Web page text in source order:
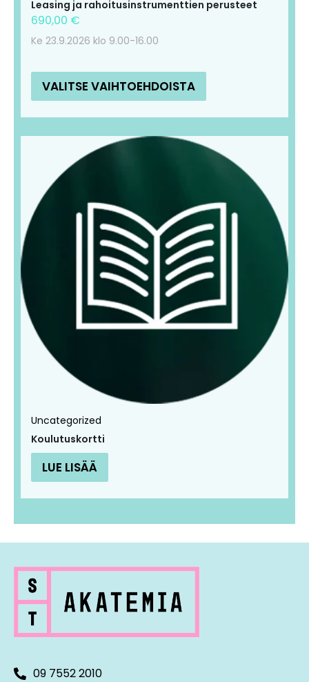
Leasing ja rahoitusinstrumenttien perusteet
690,00 €
Ke 23.9.2026 klo 9.00-16.00
VALITSE VAIHTOEHDOISTA
Uncategorized
Koulutuskortti
LUE LISÄÄ
09 7552 2010